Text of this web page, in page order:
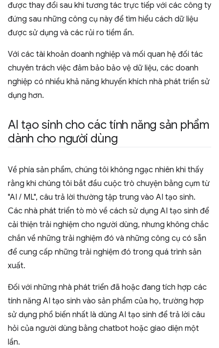
được thay đổi sau khi tương tác trực tiếp với các công ty
đứng sau những công cụ này để tìm hiểu cách dữ liệu
được sử dụng và các rủi ro tiềm ẩn.
Với các tài khoản doanh nghiệp và mối quan hệ đối tác
chuyên trách việc đảm bảo bảo vệ dữ liệu, các doanh
nghiệp có nhiều khả năng khuyến khích nhà phát triển sử
dụng hơn.
AI tạo sinh cho các tính năng sản phẩm
dành cho người dùng
Về phía sản phẩm, chúng tôi không ngạc nhiên khi thấy
rằng khi chúng tôi bắt đầu cuộc trò chuyện bằng cụm từ
"AI / ML", câu trả lời thường tập trung vào AI tạo sinh.
Các nhà phát triển tò mò về cách sử dụng AI tạo sinh để
cải thiện trải nghiệm cho người dùng, nhưng không chắc
chắn về những trải nghiệm đó và những công cụ có sẵn
để cung cấp những trải nghiệm đó trong quá trình sản
xuất.
Đối với những nhà phát triển đã hoặc đang tích hợp các
tính năng AI tạo sinh vào sản phẩm của họ, trường hợp
sử dụng phổ biến nhất là dùng AI tạo sinh để trả lời câu
hỏi của người dùng bằng chatbot hoặc giao diện một
lần.